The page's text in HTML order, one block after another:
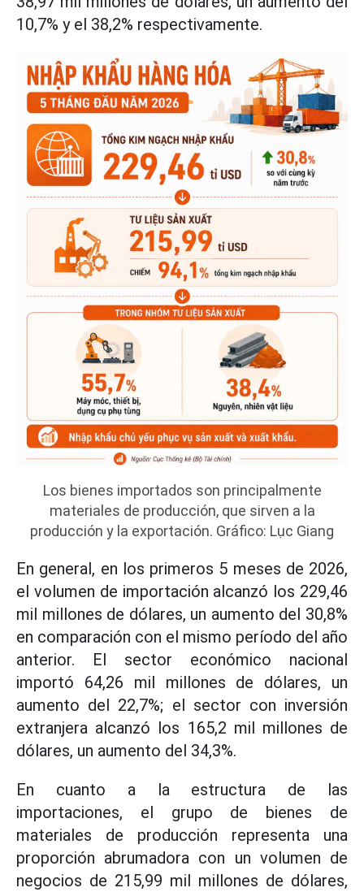
10,7% y el 38,2% respectivamente.
Los bienes importados son principalmente
materiales de producción, que sirven a la
producción y la exportación. Gráfico: Lục Giang
En general, en los primeros 5 meses de 2026,
el volumen de importación alcanzó los 229,46
mil millones de dólares, un aumento del 30,8%
en comparación con el mismo período del año
anterior. El sector económico nacional
importó 64,26 mil millones de dólares, un
aumento del 22,7%; el sector con inversión
extranjera alcanzó los 165,2 mil millones de
dólares, un aumento del 34,3%.
En cuanto a la estructura de las
importaciones, el grupo de bienes de
materiales de producción representa una
proporción abrumadora con un volumen de
negocios de 215,99 mil millones de dólares,